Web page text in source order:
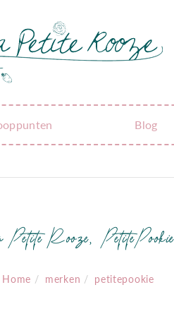
Blog
Rooze, PetitePookie
Home merken petitepookie